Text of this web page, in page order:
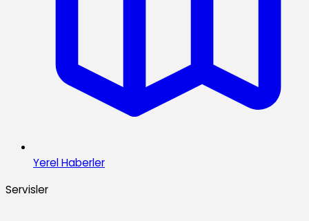
Yerel Haberler
Servisler